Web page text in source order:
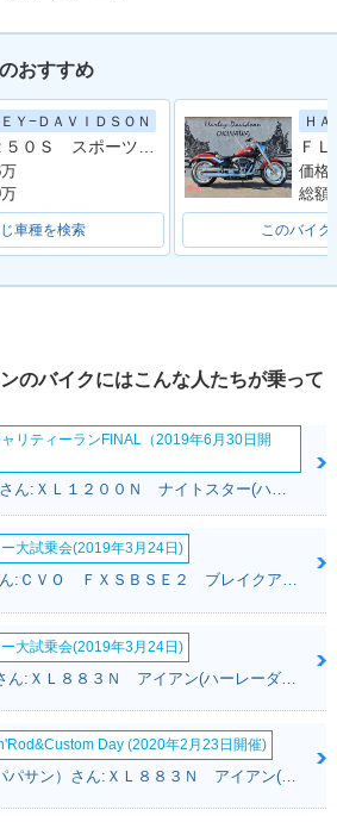
おすすめ
Ｙ−ＤＡＶＩＤＳＯＮ
万
万
車種を検索
Ｈ
価格:
総額:
このバイク
のバイクにはこんな人たちが乗って
リティーランFINAL（2019年6月30日開
大試乗会(2019年3月24日)
たなさん:ＣＶＯ ＦＸＳＢＳＥ２ ブレイクアウト(ハーレーダビッドソン)
大試乗会(2019年3月24日)
Day (2020年2月23日開催)